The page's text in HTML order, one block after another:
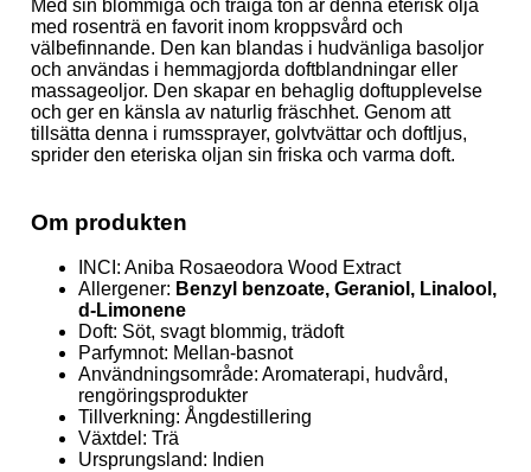
Med sin blommiga och träiga ton är denna eterisk olja
med rosenträ en favorit inom kroppsvård och
välbefinnande. Den kan blandas i hudvänliga basoljor
och användas i hemmagjorda doftblandningar eller
massageoljor. Den skapar en behaglig doftupplevelse
och ger en känsla av naturlig fräschhet. Genom att
tillsätta denna i rumssprayer, golvtvättar och doftljus,
sprider den eteriska oljan sin friska och varma doft.
Om produkten
INCI: Aniba Rosaeodora Wood Extract
Allergener: Benzyl benzoate, Geraniol, Linalool,
d-Limonene
Doft: Söt, svagt blommig, trädoft
Parfymnot: Mellan-basnot
Användningsområde: Aromaterapi, hudvård,
rengöringsprodukter
Tillverkning: Ångdestillering
Växtdel: Trä
Ursprungsland: Indien